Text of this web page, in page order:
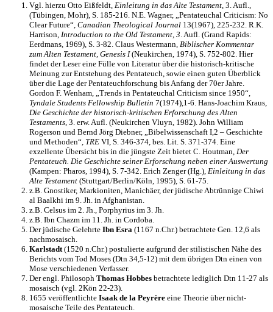
Vgl. hierzu Otto Eißfeldt, Einleitung in das Alte Testament, 3. Aufl.,
(Tübingen, Mohr), S. 185-216. N.E. Wagner, „Pentateuchal Criticism: No
Clear Future“, Canadian Theological Journal 13(1967), 225-232. R.K.
Harrison, Introduction to the Old Testament, 3. Aufl. (Grand Rapids:
Eerdmans, 1969), S. 3-82. Claus Westermann, Biblischer Kommentar
zum Alten Testament, Genesis I(Neukirchen, 1974), S. 752-802. Hier
findet der Leser eine Fülle von Literatur über die historisch-kritische
Meinung zur Entstehung des Pentateuch, sowie einen guten Überblick
über die Lage der Pentateuchforschung bis Anfang der 70er Jahre.
Gordon F. Wenham, „Trends in Pentateuchal Criticism since 1950“,
Tyndale Students Fellowship Bulletin 7(1974),1-6. Hans-Joachim Kraus,
Die Geschichte der historisch-kritischen Erforschung des Alten
Testaments, 3. erw. Aufl. (Neukirchen Vluyn, 1982). John William
Rogerson und Bernd Jörg Diebner, „Bibelwissenschaft I,2 – Geschichte
und Methoden“, TRE VI, S. 346-374, bes. Lit. S. 371-374. Eine
exzellente Übersicht bis in die jüngste Zeit bietet C. Houtman, Der
Pentateuch. Die Geschichte seiner Erforschung neben einer Auswertung
(Kampen: Pharos, 1994), S. 7-342. Erich Zenger (Hg.), Einleitung in das
Alte Testament (Stuttgart/Berlin/Köln, 1995), S. 61-75.
z.B. Gnostiker, Markioniten, Manichäer, der jüdische Abtrünnige Chiwi
al Baalkhi im 9. Jh. in Afghanistan.
z.B. Celsus im 2. Jh., Porphyrius im 3. Jh.
z.B. Ibn Chazm im 11. Jh. in Cordoba.
Der jüdische Gelehrte Ibn Esra (1167 n.Chr.) betrachtete Gen. 12,6 als
nachmosaisch.
Karlstadt(1520 n.Chr.) postulierte aufgrund der stilistischen Nähe des
Berichts vom Tod Moses (Dtn 34,5-12) mit dem übrigen Dtn einen von
Mose verschiedenen Verfasser.
Der engl. Philosoph Thomas Hobbes betrachtete lediglich Dtn 11-27 als
mosaisch (vgl. 2Kön 22-23).
1655 veröffentlichte Isaak de la Peyrère eine Theorie über nicht-
mosaische Teile des Pentateuch.